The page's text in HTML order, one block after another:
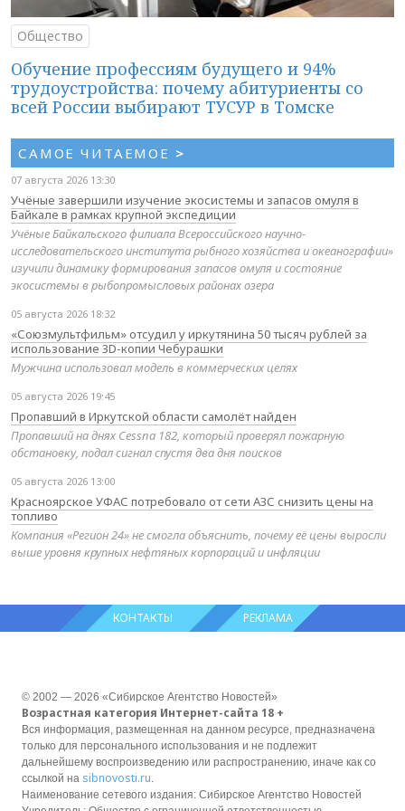
Общество
Обучение профессиям будущего и 94%
трудоустройства: почему абитуриенты со
всей России выбирают ТУСУР в Томске
САМОЕ ЧИТАЕМОЕ >
07 августа 2026 13:30
Учёные завершили изучение экосистемы и запасов омуля в
Байкале в рамках крупной экспедиции
Учёные Байкальского филиала Всероссийского научно-
исследовательского института рыбного хозяйства и океанографии»
изучили динамику формирования запасов омуля и состояние
экосистемы в рыбопромысловых районах озера
05 августа 2026 18:32
«Союзмультфильм» отсудил у иркутянина 50 тысяч рублей за
использование 3D-копии Чебурашки
Мужчина использовал модель в коммерческих целях
05 августа 2026 19:45
Пропавший в Иркутской области самолёт найден
Пропавший на днях Cessna 182, который проверял пожарную
обстановку, подал сигнал спустя два дня поисков
05 августа 2026 13:00
Красноярское УФАС потребовало от сети АЗС снизить цены на
топливо
Компания «Регион 24» не смогла объяснить, почему её цены выросли
выше уровня крупных нефтяных корпораций и инфляции
КОНТАКТЫ РЕКЛАМА
© 2002 — 2026 «Сибирское Агентство Новостей»
Возрастная категория Интернет-сайта 18 +
Вся информация, размещенная на данном ресурсе, предназначена
только для персонального использования и не подлежит
дальнейшему воспроизведению или распространению, иначе как со
ссылкой на sibnovosti.ru.
Наименование сетевого издания: Сибирское Агентство Новостей